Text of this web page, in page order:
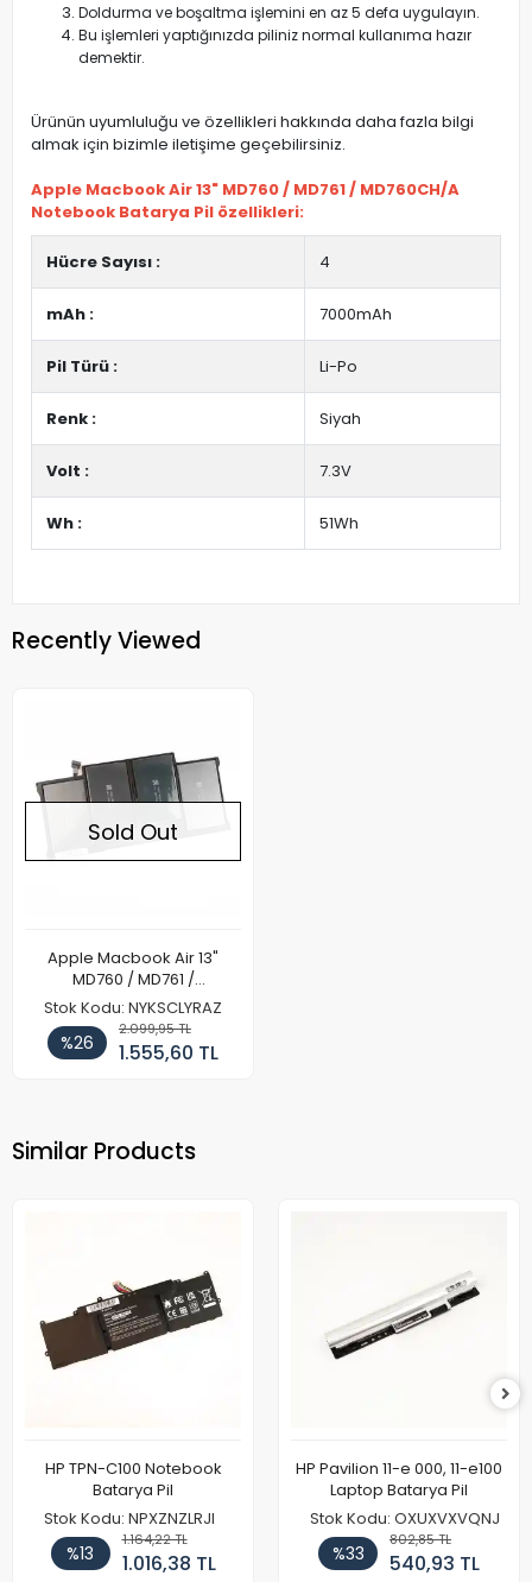
Doldurma ve boşaltma işlemini en az 5 defa uygulayın.
Bu işlemleri yaptığınızda piliniz normal kullanıma hazır
demektir.
Ürünün uyumluluğu ve özellikleri hakkında daha fazla bilgi
almak için bizimle iletişime geçebilirsiniz.
Apple Macbook Air 13" MD760 / MD761 / MD760CH/A
Notebook Batarya Pil özellikleri:
Hücre Sayısı : 4
mAh : 7000mAh
Pil Türü : Li-Po
Renk : Siyah
Volt : 7.3V
Wh : 51Wh
Recently Viewed
Sold Out
Apple Macbook Air 13"
MD760 / MD761 /
MD760CH/A Notebook
Batarya Pil
Stok Kodu: NYKSCLYRAZ
%26
2.099,95 TL
1.555,60 TL
Similar Products
HP TPN-C100 Notebook
Batarya Pil
Stok Kodu: NPXZNZLRJI
%13
1.164,22 TL
1.016,38 TL
HP Pavilion 11-e 000, 11-e100
Laptop Batarya Pil
Stok Kodu: OXUXVXVQNJ
%33
802,85 TL
540,93 TL